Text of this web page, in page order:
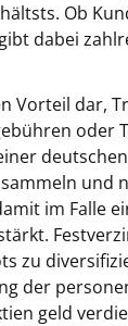
Ob
dabei
Vorteil dar,
oder
und
im Falle
zu
der
geld